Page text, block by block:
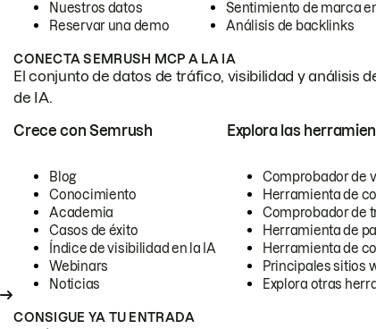
Nuestros datos
Reservar una demo
Sentimiento de marca
Análisis de backlinks
CONECTA SEMRUSH MCP A LA IA
El conjunto de datos de tráfico, visibilidad y análisis
de IA.
Crece con Semrush
Blog
Conocimiento
Academia
Casos de éxito
Índice de visibilidad en la IA
Webinars
Noticias
Explora las
Comprobador de
Herramienta de
Comprobador de
Herramienta de
Herramienta de
Principales sitios
Explora otras
CONSIGUE YA TU ENTRADA